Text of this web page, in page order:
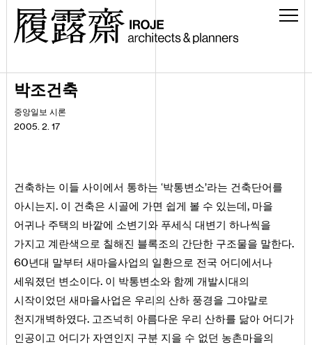
박조건축
중앙일보 시론
2005. 2. 17
건축하는 이들 사이에서 통하는 ‘박통변소’라는 건축단어를
아시는지. 이 건축은 시골에 가면 쉽게 볼 수 있는데, 마을
어귀나 주택의 바깥에 소변기와 푸세식 대변기 하나씩을
가지고 계란색으로 칠해진 블록조의 간단한 구조물을 말한다.
60년대 말부터 새마을사업의 일환으로 전국 어디에서나
세워졌던 변소이다. 이 박통변소와 함께 개발시대의
시작이었던 새마을사업은 우리의 산하 풍경을 그야말로
천지개벽하였다. 고즈넉히 아름다운 우리 산하를 닮아 어디가
인공이고 어디가 자연인지 구분 지을 수 없던 농촌마을의